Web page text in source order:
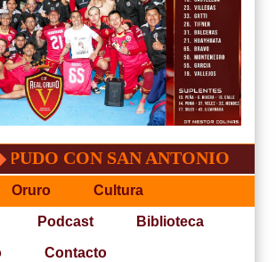
CON SAN ANTONIO
Oruro Cultura
Podcast Biblioteca
Contacto